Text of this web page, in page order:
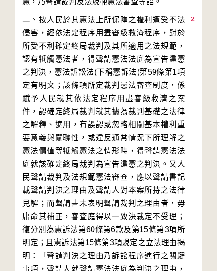
2
二、按人民於其憲法上所保障之權利遭受不法
侵害，經依法定程序用盡審級救濟程序，對於
所受不利確定終局裁判及其所適用之法規範，
認有牴觸憲法者，得聲請憲法法庭為宣告違憲
之判決，憲法訴訟法(下稱憲訴法)第59條第1項
定有明文；該條項所定裁判憲法審查制度，係
賦予人民就其依法定程序用盡審級救濟之案
件，認確定終局裁判就其據為裁判基礎之法律
之解釋、適用，有誤認或忽略相關基本權利重
要意義與關聯性，或違反通常情況下所理解之
憲法價值等牴觸憲法之情形時，得聲請憲法法
庭就該確定終局裁判為宣告違憲之判決。又人
民聲請裁判及法規範憲法審查，應以聲請書記
載聲請判決之理由及聲請人對本案所持之法律
見解；而聲請書未表明聲請裁判之理由者，毋
庸命其補正，審查庭得以一致決裁定不受理；
復分別為憲訴法第60條第6款及第15條第3項所
明定；且憲訴法第15條第3項規定之立法理由揭
明：「聲請判決之理由乃訴訟程序進行之關鍵
事項，聲請人就聲請憲法法庭為判決之理由，